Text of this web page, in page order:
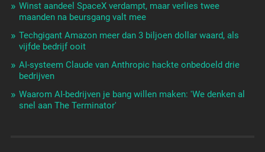
Winst aandeel SpaceX verdampt, maar verlies twee
maanden na beursgang valt mee
Techgigant Amazon meer dan 3 biljoen dollar waard, als
vijfde bedrijf ooit
AI-systeem Claude van Anthropic hackte onbedoeld drie
bedrijven
Waarom AI-bedrijven je bang willen maken: 'We denken al
snel aan The Terminator'